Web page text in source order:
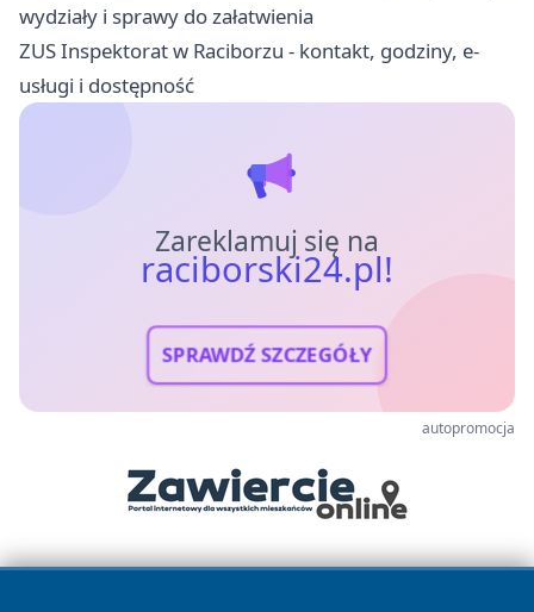
wydziały i sprawy do załatwienia
ZUS Inspektorat w Raciborzu - kontakt, godziny, e-
usługi i dostępność
Zareklamuj się na
raciborski24.pl!
SPRAWDŹ SZCZEGÓŁY
autopromocja